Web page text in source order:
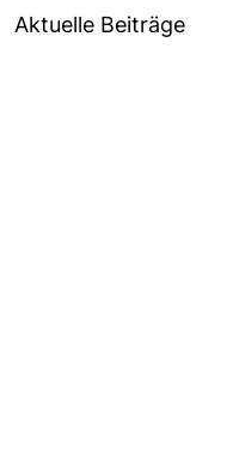
Aktuelle Beiträge